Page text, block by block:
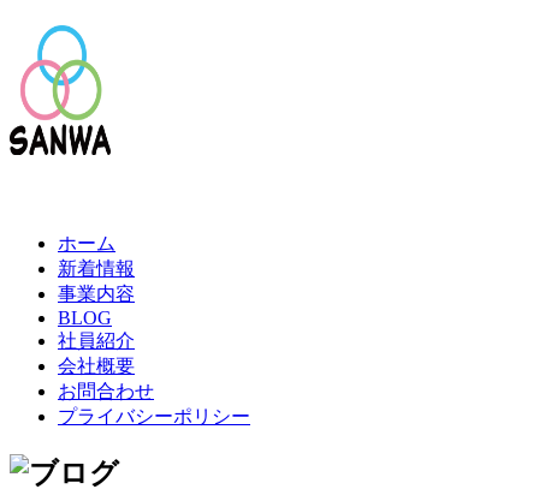
ホーム
新着情報
事業内容
BLOG
社員紹介
会社概要
お問合わせ
プライバシーポリシー